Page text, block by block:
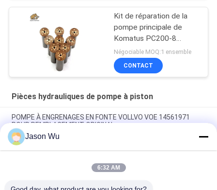
Kit de réparation de la
pompe principale de
Komatus PC200-8
Pompes hydrauliques
Négociable MOQ:1 ensemble
CONTACT
Pièces hydrauliques de pompe à piston
POMPE À ENGRENAGES EN FONTE VOLLVO VOE 14561971
POUR REMPLACEMENT ORIGINAL
POMPE À ENGRENAGES EN FONTE VOLLVO VOE 14537295
POUR REMPLACEMENT ORIGINAL
Pompes à engrenages en fonte VOLLVO VOE 14782798 pour le
Jason Wu
6:32 AM